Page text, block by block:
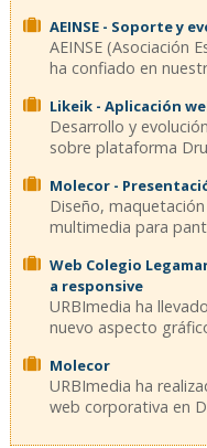
AEINSE - Soporte y
AEINSE (Asociación
ha confiado en
Likeik - Aplicación
Desarrollo y
sobre plataforma
Molecor -
Diseño,
multimedia para
Web Colegio
a responsive
URBImedia ha
nuevo aspecto
Molecor
URBImedia ha
web corporativa en